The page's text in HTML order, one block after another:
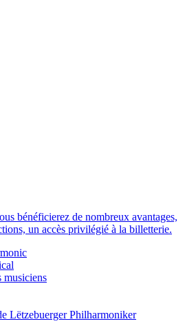
bénéficierez de nombreux avantages,
un accès privilégié à la billetterie.
musiciens
Lëtzebuerger Philharmoniker